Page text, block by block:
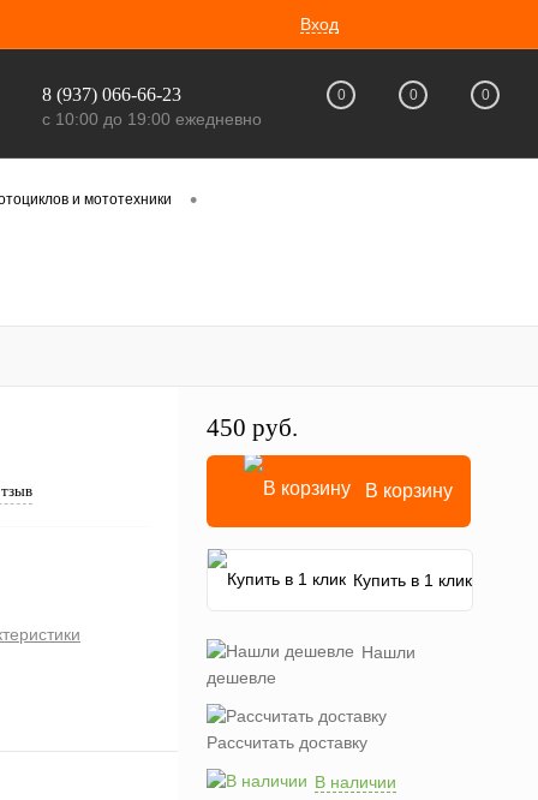
Вход
8 (937) 066-66-23
с 10:00 до 19:00 ежедневно
0 0 0
и мототехники •
450 руб.
В корзину
Купить в 1 клик
Нашли
дешевле
Рассчитать доставку
В наличии